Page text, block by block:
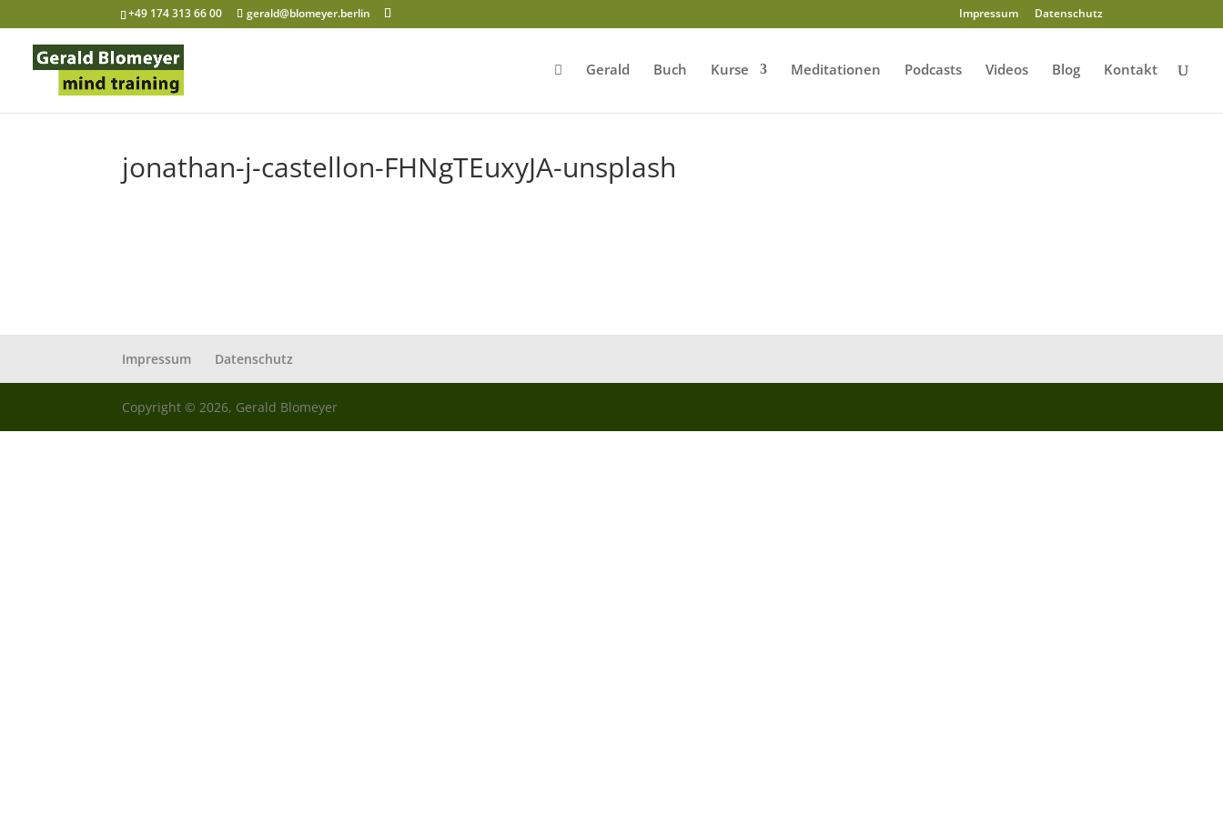
+49 174 313 66 00 gerald@blomeyer.berlin Impressum Datenschutz
Gerald Buch Kurse Meditationen Podcasts Videos Blog Kontakt
jonathan-j-castellon-FHNgTEuxyJA-unsplash
Impressum Datenschutz
Copyright © 2026, Gerald Blomeyer